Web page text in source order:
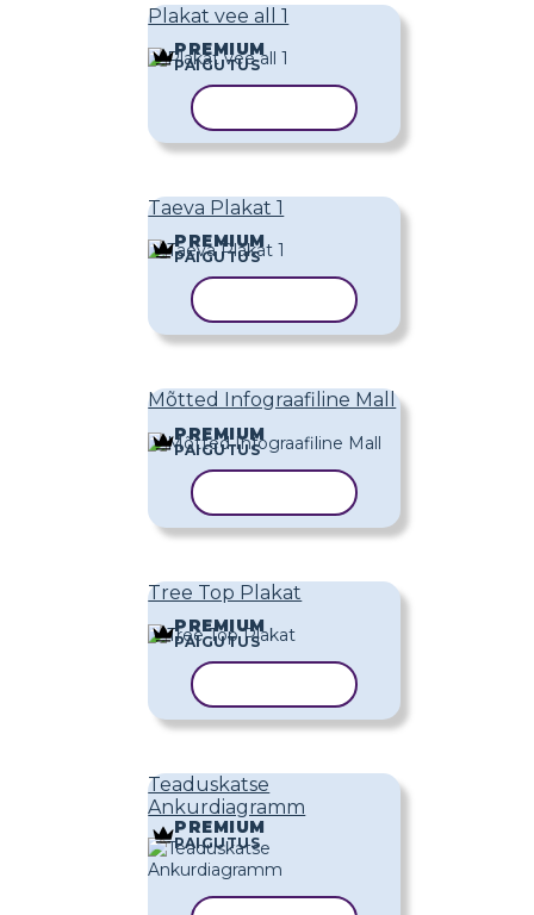
Plakat vee all 1
PREMIUM
PAIGUTUS
Taeva Plakat 1
PREMIUM
PAIGUTUS
Mõtted Infograafiline Mall
PREMIUM
PAIGUTUS
Tree Top Plakat
PREMIUM
PAIGUTUS
Teaduskatse
Ankurdiagramm
PREMIUM
PAIGUTUS